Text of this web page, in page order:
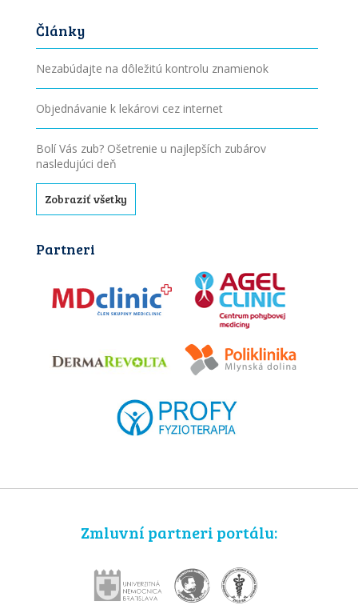
Články
Nezabúdajte na dôležitú kontrolu znamienok
Objednávanie k lekárovi cez internet
Bolí Vás zub? Ošetrenie u najlepších zubárov
nasledujúci deň
Zobraziť všetky
Partneri
Zmluvní partneri portálu: